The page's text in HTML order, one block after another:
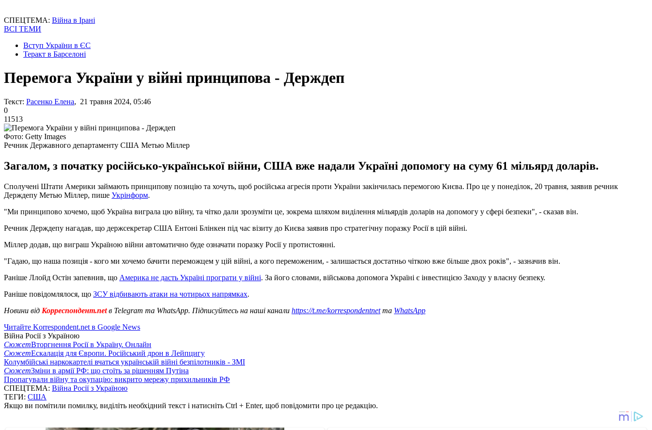
СПЕЦТЕМА: Війна в Ірані
ВСІ ТЕМИ
Вступ України в ЄС
Теракт в Барселоні
Перемога України у війні принципова - Держдеп
Текст: Расенко Елена, 21 травня 2024, 05:46
0
11513
Фото: Getty Images
Речник Державного департаменту США Метью Міллер
Загалом, з початку російсько-української війни, США вже надали Україні допомогу на суму 61 мільярд доларів.
Сполучені Штати Америки займають принципову позицію та хочуть, щоб російська агресія проти України закінчилась перемогою Києва. Про це у понеділок, 20 травня, заявив речник
Держдепу Метью Міллер, пише Укрінформ.
"Ми принципово хочемо, щоб Україна виграла цю війну, та чітко дали зрозуміти це, зокрема шляхом виділення мільярдів доларів на допомогу у сфері безпеки", - сказав він.
Речник Держдепу нагадав, що держсекретар США Ентоні Блінкен під час візиту до Києва заявив про стратегічну поразку Росії в цій війні.
Міллер додав, що виграш Україною війни автоматично буде означати поразку Росії у протистоянні.
"Гадаю, що наша позиція - кого ми хочемо бачити переможцем у цій війні, а кого переможеним, - залишається достатньо чіткою вже більше двох років", - зазначив він.
Раніше Ллойд Остін запевнив, що Америка не дасть Україні програти у війні. За його словами, військова допомога Україні є інвестицією Заходу у власну безпеку.
Раніше повідомлялося, що ЗСУ відбивають атаки на чотирьох напрямках.
Новини від Корреспондент.netв Telegram та WhatsApp. Підписуйтесь на наші канали https://t.me/korrespondentnetта WhatsApp
Читайте Korrespondent.net в Google News
Війна Росії з Україною
СюжетВторгнення Росії в Україну. Онлайн
СюжетЕскалація для Європи. Російський дрон в Лейпцигу
Колумбійські наркокартелі вчаться українській війні безпілотників - ЗМІ
СюжетЗміни в армії РФ: що стоїть за рішенням Путіна
Пропагували війну та окупацію: викрито мережу прихильників РФ
СПЕЦТЕМА: Війна Росії з Україною
ТЕГИ: США
Якщо ви помітили помилку, виділіть необхідний текст і натисніть Ctrl + Enter, щоб повідомити про це редакцію.